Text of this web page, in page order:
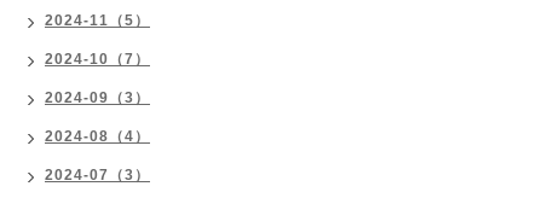
2024-11（5）
2024-10（7）
2024-09（3）
2024-08（4）
2024-07（3）